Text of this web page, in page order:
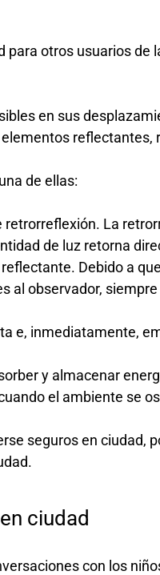
otros usuarios de
en sus
reflectantes,
de ellas:
La
de luz retorna
Debido a
al observador,
e, inmediatamente,
y almacenar
el ambiente se
seguros en ciudad,
ciudad
con los